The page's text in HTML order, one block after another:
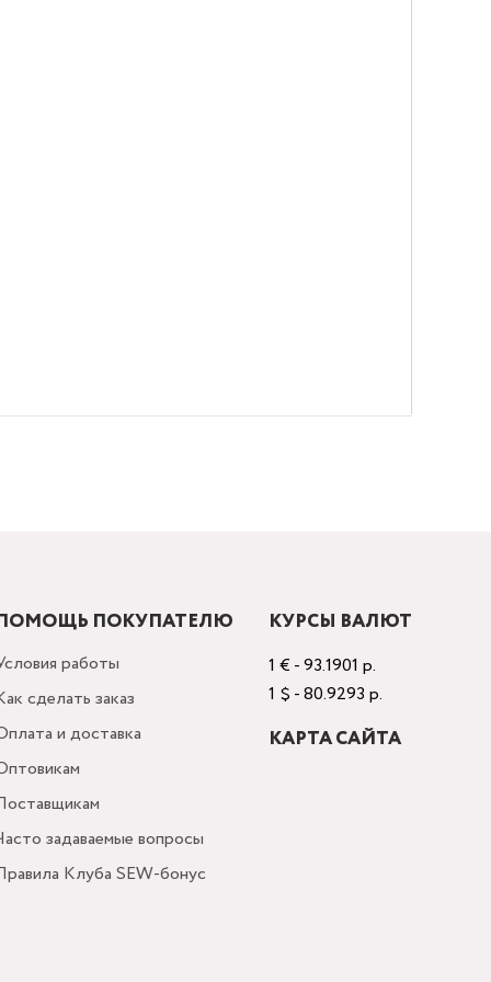
ПОКУПАТЕЛЮ
работы
сделать заказ
и доставка
задаваемые вопросы
Клуба SEW-бонус
КУРСЫ ВАЛЮТ
1 € - 93.1901 р.
1 $ - 80.9293 р.
КАРТА САЙТА